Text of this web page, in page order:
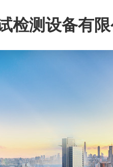
检测设备有